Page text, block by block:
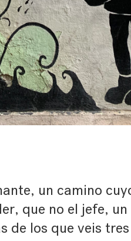
un camino
que no el jefe,
de los que veis